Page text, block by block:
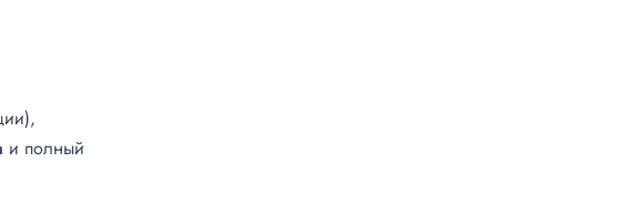
и полный